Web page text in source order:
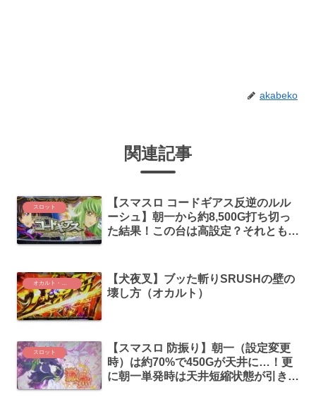
akabeko
関連記事
スロット
【スマスロ コードギアス反逆のルル
ーシュ】朝一から約8,500G打ち切っ
た結果！この台は高設定？それとも低
オカルト・考察
【犬夜叉】ブッた斬りSRUSHの壁の
壊し方（オカルト）
スロット
【スマスロ 防振り】朝一（設定変更
時）は約70%で450Gが天井に…！更
に朝一単発時は天井短縮状態が引き継